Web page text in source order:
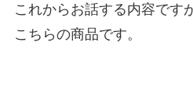
これからお話する内容です
こちらの商品です。